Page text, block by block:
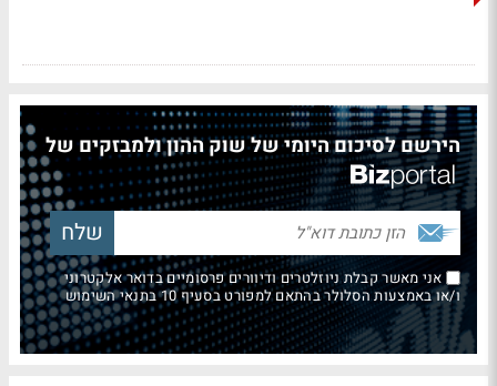
הירשם לסיכום היומי של שוק ההון ולמבזקים של
אני מאשר קבלת ניוזלטרים ודיוורים פרסומיים בדואר אלקטרוני
ו/או באמצעות הסלולר בהתאם למפורט בסעיף 10 בתנאי השימוש